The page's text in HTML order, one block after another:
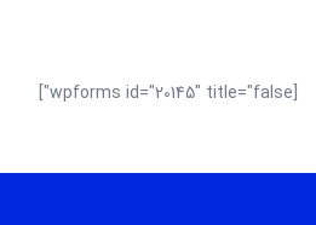
[wpforms id="20145" title="false"]